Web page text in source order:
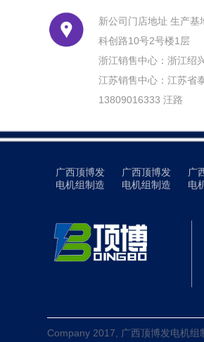
新公司门店地址 生产基
科创路10号2号楼1层
浙江销售中心：浙江绍
江苏销售中心：江苏省
13809016333 汪路
广西顶博发
电机组制造
广西顶博发
电机组制造
广
电
Company 2017, 广西顶博发电机